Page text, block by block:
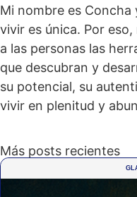
Mi nombre es Concha
vivir es única. Por
a las personas las
que descubran y
su potencial, su
vivir en plenitud y
Más posts recientes